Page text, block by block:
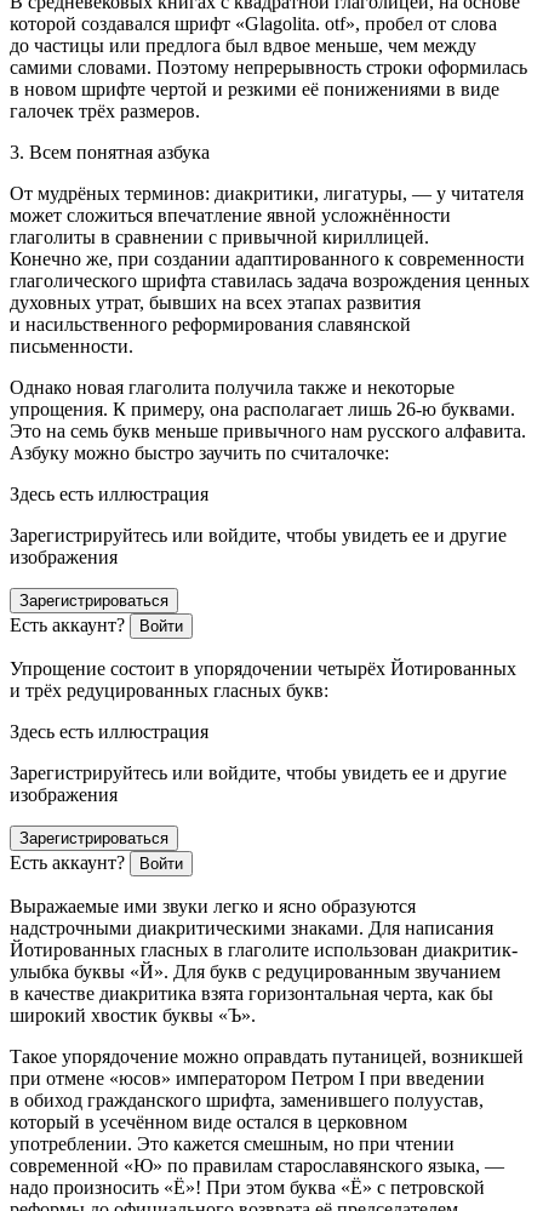
которой создавался шрифт «Glagolita. otf», пробел от слова
до частицы или предлога был вдвое меньше, чем между
самими словами. Поэтому непрерывность строки оформилась
в новом шрифте чертой и резкими её понижениями в виде
галочек трёх размеров.
3. Всем понятная азбука
От мудрёных терминов: диакритики, лигатуры, — у читателя
может сложиться впечатление явной усложнённости
глаголиты в сравнении с привычной кириллицей.
Конечно же, при создании адаптированного к современности
глаголического шрифта ставилась задача возрождения ценных
духовных утрат, бывших на всех этапах развития
и насильственного реформирования славянской
письменности.
Однако новая глаголита получила также и некоторые
упрощения. К примеру, она располагает лишь 26-ю буквами.
Это на семь букв меньше привычного нам русского алфавита.
Азбуку можно быстро заучить по считалочке:
Здесь есть иллюстрация
Зарегистрируйтесь или войдите, чтобы увидеть ее и другие
изображения
Зарегистрироваться
Есть аккаунт? Войти
Упрощение состоит в упорядочении четырёх Йотированных
и трёх редуцированных гласных букв:
Здесь есть иллюстрация
Зарегистрируйтесь или войдите, чтобы увидеть ее и другие
изображения
Зарегистрироваться
Есть аккаунт? Войти
Выражаемые ими звуки легко и ясно образуются
надстрочными диакритическими знаками. Для написания
Йотированных гласных в глаголите использован диакритик-
улыбка буквы «Й». Для букв с редуцированным звучанием
в качестве диакритика взята горизонтальная черта, как бы
широкий хвостик буквы «Ъ».
Такое упорядочение можно оправдать путаницей, возникшей
при отмене «юсов» императором Петром I при введении
в обиход гражданского шрифта, заменившего полуустав,
который в усечённом виде остался в церковном
употреблении. Это кажется смешным, но при чтении
современной «Ю» по правилам старославянского языка, —
надо произносить «Ё»! При этом буква «Ё» с петровской